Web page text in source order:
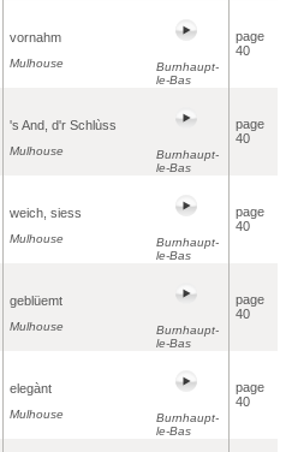
vornahm
Mulhouse
Burnhaupt-
le-Bas
page
40
's And, d'r Schlùss
Mulhouse
Burnhaupt-
le-Bas
page
40
weich, siess
Mulhouse
Burnhaupt-
le-Bas
page
40
geblüemt
Mulhouse
Burnhaupt-
le-Bas
page
40
elegànt
Mulhouse
Burnhaupt-
le-Bas
page
40